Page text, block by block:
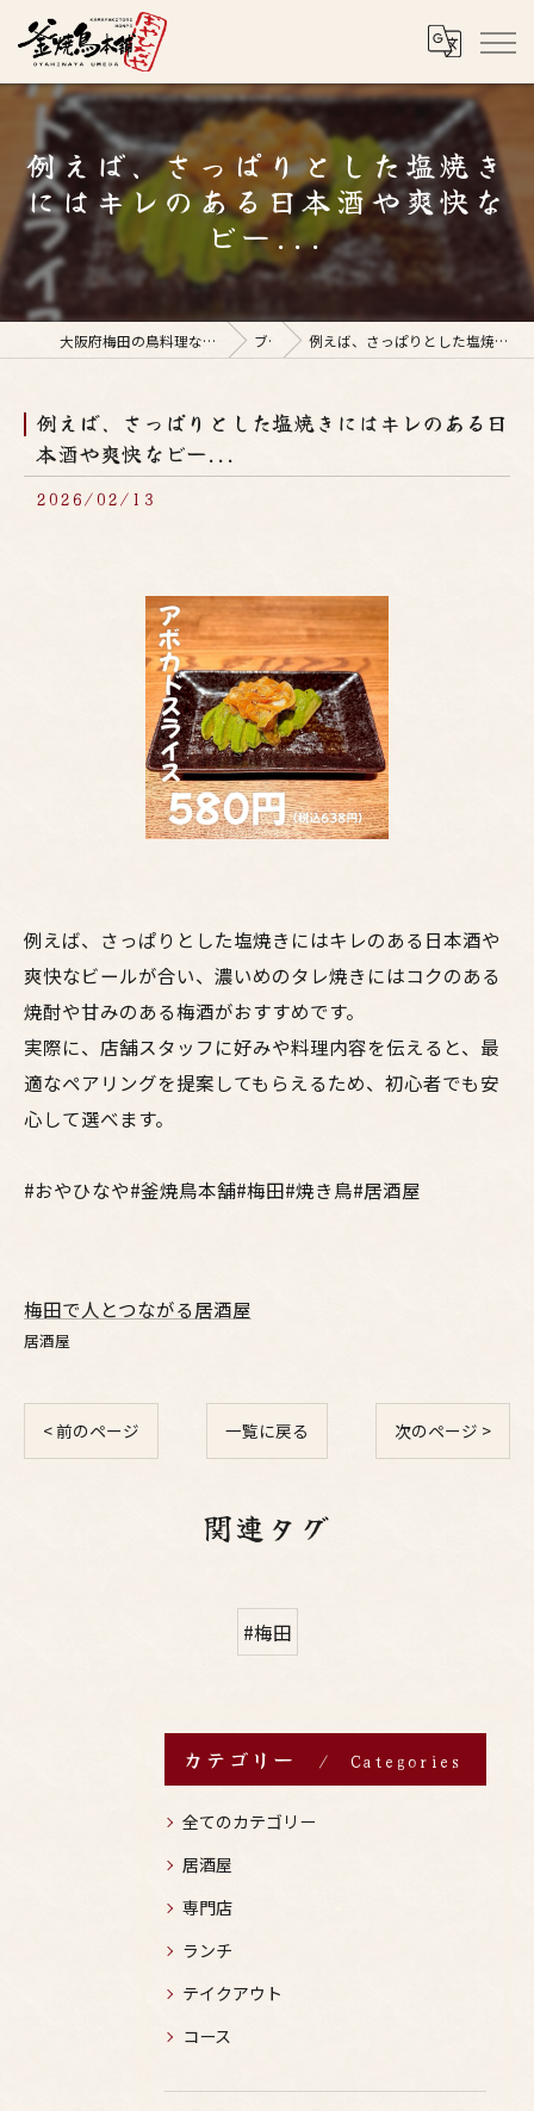
例えば、さっぱりとした塩焼き
にはキレのある日本酒や爽快な
ビー...
大阪府梅田の鳥料理なら釜焼鳥本舗おやひなや 梅田店 ブログ 例えば、さっぱりとした塩焼きにはキレのある日本酒や爽快なビー...
例えば、さっぱりとした塩焼きにはキレのある日
本酒や爽快なビー...
2026/02/13
例えば、さっぱりとした塩焼きにはキレのある日本酒や
爽快なビールが合い、濃いめのタレ焼きにはコクのある
焼酎や甘みのある梅酒がおすすめです。
実際に、店舗スタッフに好みや料理内容を伝えると、最
適なペアリングを提案してもらえるため、初心者でも安
心して選べます。
#おやひなや#釜焼鳥本舗#梅田#焼き鳥#居酒屋
梅田で人とつながる居酒屋
居酒屋
< 前のページ 一覧に戻る 次のページ >
関連タグ
#梅田
カテゴリー Categories
全てのカテゴリー
居酒屋
専門店
ランチ
テイクアウト
コース